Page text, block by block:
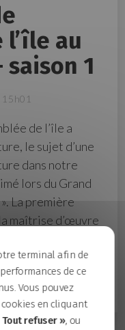
l’île au
1
de l’île a
le sujet d’une
dans notre
lors du Grand
La première
maîtrise d’œuvre
grand parc de
terminal afin de
de ce
Vous pouvez
en cliquant
refuser », ou